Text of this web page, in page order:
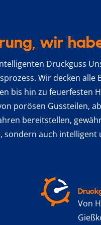
wir
Druckguss
Wir decken alle
bis hin zu feuerfesten
porösen Gussteilen,
bereitstellen,
auch intelligent
Von